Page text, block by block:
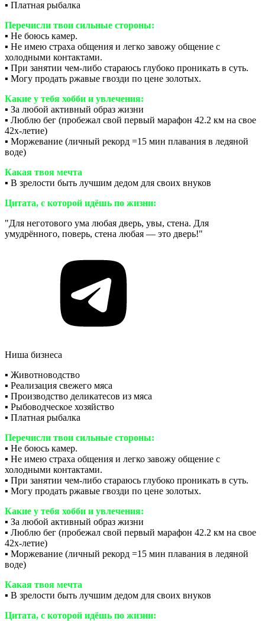
▪️ Платная рыбалка
Перечисли твои сильные стороны:
▪️ Не боюсь камер.
▪️ Не имею страха общения и легко завожу общение с
холодными контактами.
▪️ При занятии чем-либо стараюсь глубоко проникать в суть.
▪️ Могу продать ржавые гвозди по цене золотых.
Какие у тебя хобби и увлечения:
▪️ За любой активный образ жизни
▪️ Люблю бег (пробежал свой первый марафон 42.2 км на свое
42х-летие)
▪️ Моржевание (личный рекорд =15 мин плавания в ледяной
воде)
Какая твоя мечта
▪️ В зрелости быть лучшим дедом для своих внуков
Цитата, с которой идёшь по жизни:
"Для неготового ума любая дверь, увы, стена. Для
умудрённого, поверь, стена любая — это дверь!"
Ниша бизнеса
▪️ Животноводство
▪️ Реализация свежего мяса
▪️ Производство деликатесов из мяса
▪️ Рыбоводческое хозяйство
▪️ Платная рыбалка
Перечисли твои сильные стороны:
▪️ Не боюсь камер.
▪️ Не имею страха общения и легко завожу общение с
холодными контактами.
▪️ При занятии чем-либо стараюсь глубоко проникать в суть.
▪️ Могу продать ржавые гвозди по цене золотых.
Какие у тебя хобби и увлечения:
▪️ За любой активный образ жизни
▪️ Люблю бег (пробежал свой первый марафон 42.2 км на свое
42х-летие)
▪️ Моржевание (личный рекорд =15 мин плавания в ледяной
воде)
Какая твоя мечта
▪️ В зрелости быть лучшим дедом для своих внуков
Цитата, с которой идёшь по жизни: